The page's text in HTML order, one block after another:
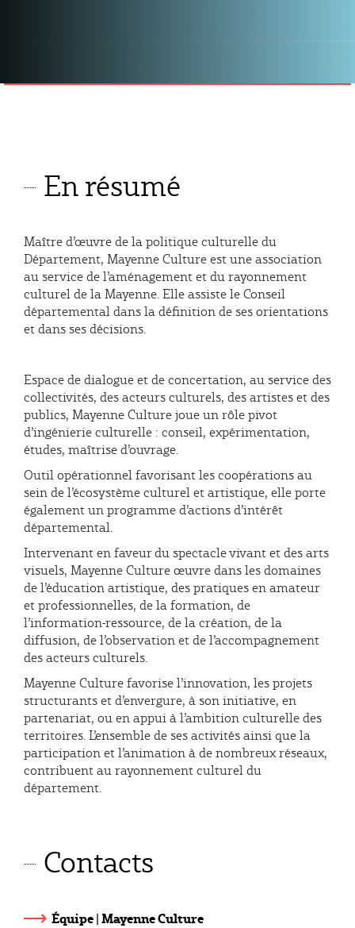
En résumé
Maître d’œuvre de la politique culturelle du
Département, Mayenne Culture est une association
au service de l’aménagement et du rayonnement
culturel de la Mayenne. Elle assiste le Conseil
départemental dans la définition de ses orientations
et dans ses décisions.
Espace de dialogue et de concertation, au service des
collectivités, des acteurs culturels, des artistes et des
publics, Mayenne Culture joue un rôle pivot
d’ingénierie culturelle : conseil, expérimentation,
études, maîtrise d’ouvrage.
Outil opérationnel favorisant les coopérations au
sein de l’écosystème culturel et artistique, elle porte
également un programme d’actions d’intérêt
départemental.
Intervenant en faveur du spectacle vivant et des arts
visuels, Mayenne Culture œuvre dans les domaines
de l’éducation artistique, des pratiques en amateur
et professionnelles, de la formation, de
l’information-ressource, de la création, de la
diffusion, de l’observation et de l’accompagnement
des acteurs culturels.
Mayenne Culture favorise l’innovation, les projets
structurants et d’envergure, à son initiative, en
partenariat, ou en appui à l’ambition culturelle des
territoires. L’ensemble de ses activités ainsi que la
participation et l’animation à de nombreux réseaux,
contribuent au rayonnement culturel du
département.
Contacts
Équipe | Mayenne Culture